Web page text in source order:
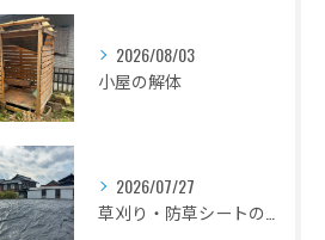
2026/08/03
小屋の解体
2026/07/27